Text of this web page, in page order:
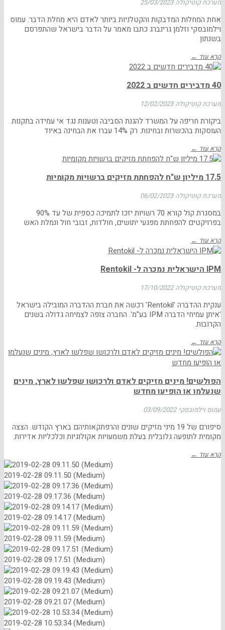
מערכת קוטיקולה 25/03/2023
אחת המחלות המדבקות והקטלניות ביותר לאדם היא מחלת הדבר. עמוס
וילמובסקי וזלמן גרינברג כתבו מאמר על הדבר בישראל שהתפרסם
בשנתון
קרא עוד ←
40 מדבירים חדשים ב 2022
מערכת קוטיקולה 12/02/2023
ביקורת חריפה על המשרד להגנת הסביבה וטענות נגד אי עמידה בתקנות
העוסקות בהכשרות ובחינות. רק 14% עברו את הבחינה באיוד
קרא עוד ←
17.5 מיליון ש"ח להפחתת מזיקים ברשויות מקומיות
מערכת קוטיקולה 06/02/2023
במסגרת קול קורא 70 רשויות יזכו לתמיכה כספית של עד 90%
בפרויקטים להפחתת מפגעי יתושים, חולדות, זבובי חול ונמלת האש
קרא עוד ←
IPM הישראלית נמכרה ל- Rentokil
מערכת קוטיקולה 17/10/2022
ענקית ההדברה 'Rentokil' רכשה את חברת ההדברה המובילה בישראל
'איתן עמיחי הדברה IPM בע"מ'. החברה צופה לצמיחה גדולה בשנים
הקרובות.
קרא עוד ←
הפולשים! מינים מזיקים לאדם ולרכושו שפלשו לארץ, מינים
שנעלמו או הופיעו מחדש
עמוס וילמובסקי 03/09/2022
סיפורם של 19 מיני מזיקים שונים והרפתקאותיהם בארץ הקודש. הצצה
מקומית לתופעה גלובלית בעלת משמעויות אקולוגיות וכלכליות אדירות.
קרא עוד ←
2019-02-28 09.11.50 (Medium)
2019-02-28 09.17.36 (Medium)
2019-02-28 09.14.17 (Medium)
2019-02-28 09.11.59 (Medium)
2019-02-28 09.17.51 (Medium)
2019-02-28 09.19.43 (Medium)
2019-02-28 09.21.07 (Medium)
2019-02-28 10.53.34 (Medium)